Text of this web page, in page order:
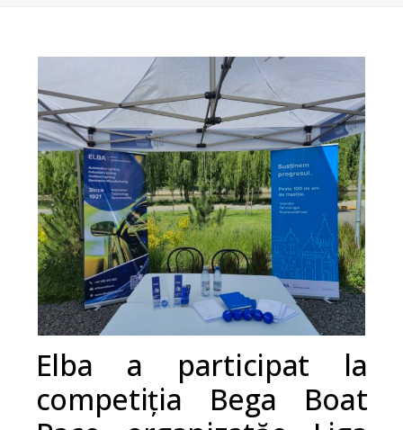
Elba a participat la
competiția Bega Boat